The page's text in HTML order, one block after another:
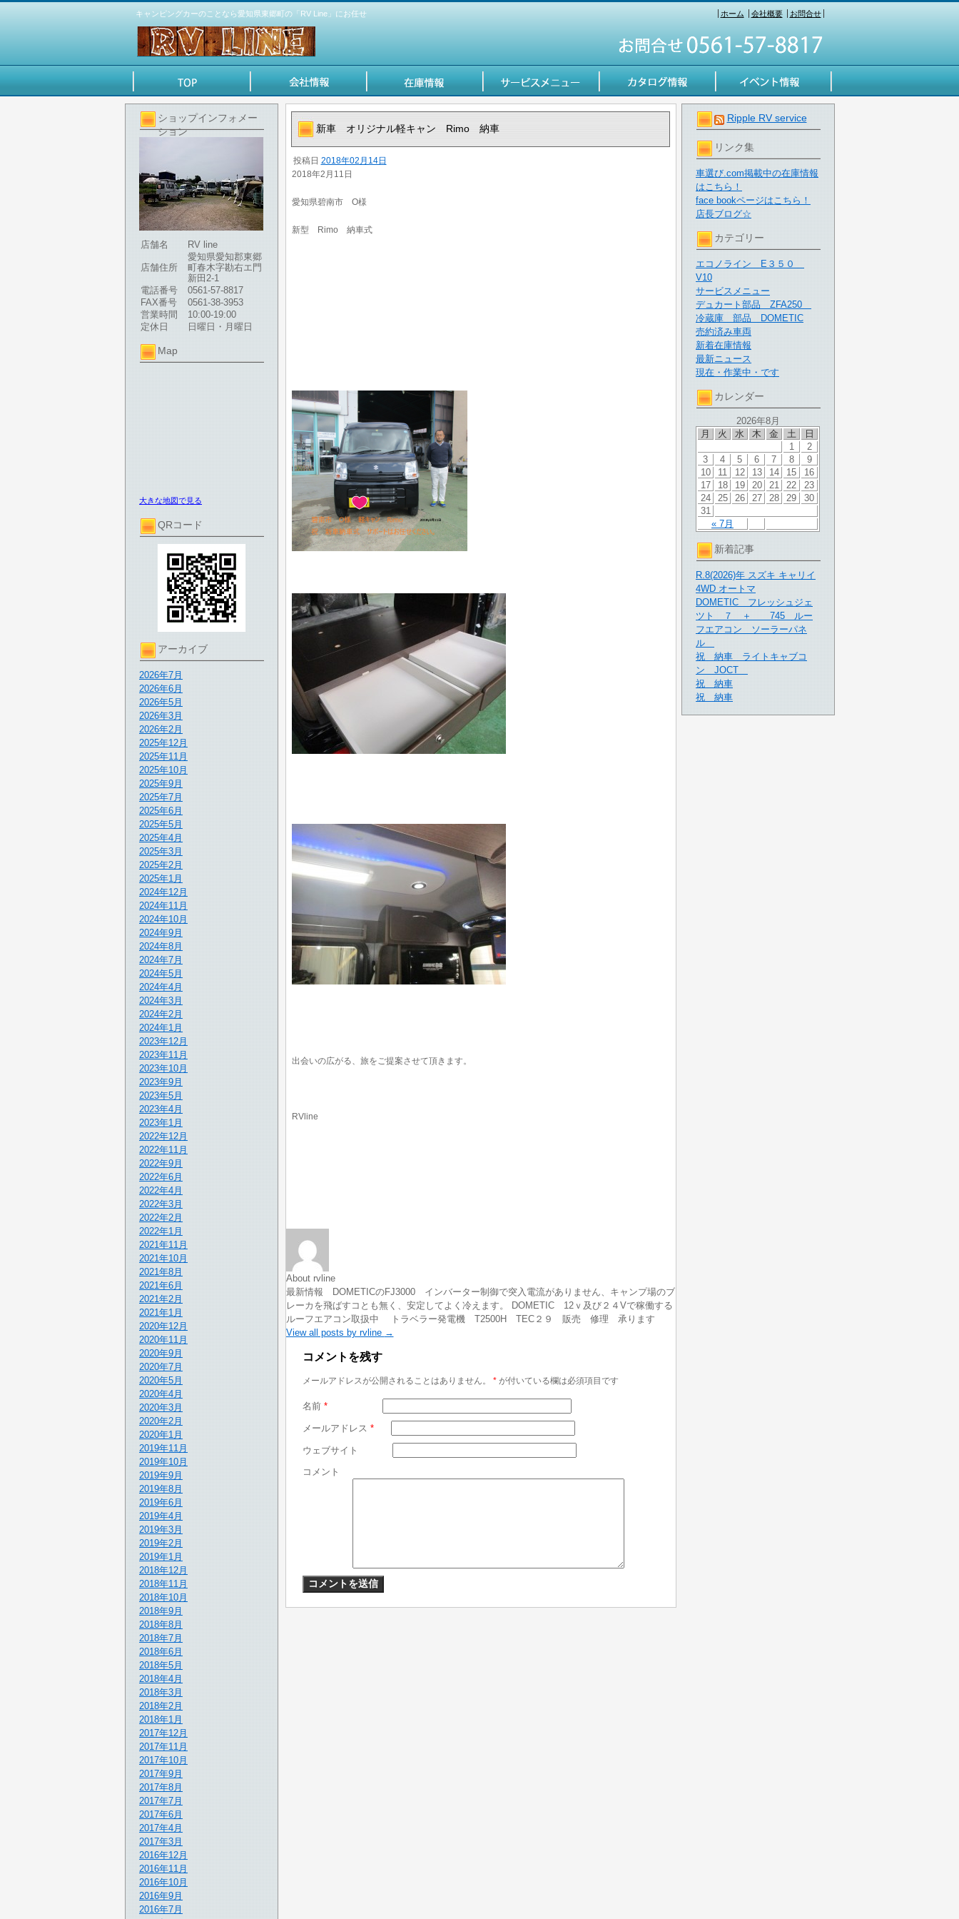
キャンピングカーのことなら愛知県東郷町の「RV Line」にお任せ ホーム 会社概要 お問合せ
ショップインフォメー
ション
店舗名 RV line
店舗住所
愛知県愛知郡東郷
町春木字勘右エ門
新田2-1
電話番号
0561-57-8817
FAX番号
0561-38-3953
営業時間
10:00-19:00
定休日
日曜日・月曜日
Map
大きな地図で見る
QRコード
アーカイブ
2026年7月
2026年6月
2026年5月
2026年3月
2026年2月
2025年12月
2025年11月
2025年10月
2025年9月
2025年7月
2025年6月
2025年5月
2025年4月
2025年3月
2025年2月
2025年1月
2024年12月
2024年11月
2024年10月
2024年9月
2024年8月
2024年7月
2024年5月
2024年4月
2024年3月
2024年2月
2024年1月
2023年12月
2023年11月
2023年10月
2023年9月
2023年5月
2023年4月
2023年1月
2022年12月
2022年11月
2022年9月
2022年6月
2022年4月
2022年3月
2022年2月
2022年1月
2021年11月
2021年10月
2021年8月
2021年6月
2021年2月
2021年1月
2020年12月
2020年11月
2020年9月
2020年7月
2020年5月
2020年4月
2020年3月
2020年2月
2020年1月
2019年11月
2019年10月
2019年9月
2019年8月
2019年6月
2019年4月
2019年3月
2019年2月
2019年1月
2018年12月
2018年11月
2018年10月
2018年9月
2018年8月
2018年7月
2018年6月
2018年5月
2018年4月
2018年3月
2018年2月
2018年1月
2017年12月
2017年11月
2017年10月
2017年9月
2017年8月
2017年7月
2017年6月
2017年4月
2017年3月
2016年12月
2016年11月
2016年10月
2016年9月
2016年7月
Ripple RV service
リンク集
車選び.com掲載中の在庫情報
はこちら！
face bookページはこちら！
店長ブログ☆
カテゴリー
エコノライン E３５０
V10
サービスメニュー
デュカート部品 ZFA250
冷蔵庫 部品 DOMETIC
売約済み車両
新着在庫情報
最新ニュース
現在・作業中・です
カレンダー
2026年8月
月
火 水 木 金 土 日
« 7月
1
2
3
4 5 6 7 8
9
10
11 12 13 14 15
16
17
18 19 20 21 22
23
24
25 26 27 28 29
30
31
新着記事
R.8(2026)年 スズキ キャリイ
4WD オートマ
DOMETIC フレッシュジェ
ツト ７ ＋ 745 ルー
フエアコン ソーラーパネ
ル
祝 納車 ライトキャブコ
ン JOCT
祝 納車
祝 納車
新車 オリジナル軽キャン Rimo 納車
投稿日 2018年02月14日
2018年2月11日
愛知県碧南市 O様
新型 Rimo 納車式
出会いの広がる、旅をご提案させて頂きます。
RVline
About rvline
最新情報 DOMETICのFJ3000 インバーター制御で突入電流がありません、キャンプ場のブ
レーカを飛ばすコとも無く、安定してよく冷えます。 DOMETIC 12ｖ及び２４Vで稼働する
ルーフエアコン取扱中 トラベラー発電機 T2500H TEC２９ 販売 修理 承ります
View all posts by rvline →
コメントを残す
メールアドレスが公開されることはありません。 *が付いている欄は必須項目です
名前 *
メールアドレス *
ウェブサイト
コメント